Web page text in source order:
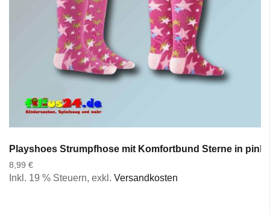
Playshoes Strumpfhose mit Komfortbund Sterne in pink
8,99 €
Inkl. 19 % Steuern, exkl. Versandkosten